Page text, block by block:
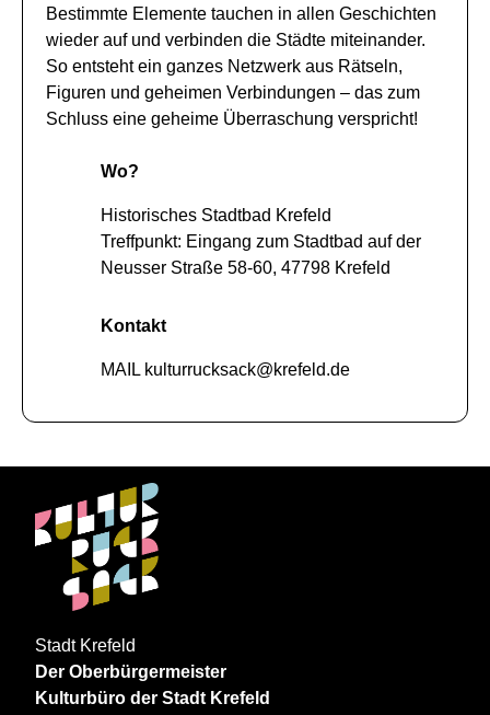
Bestimmte Elemente tauchen in allen Geschichten
wieder auf und verbinden die Städte miteinander.
So entsteht ein ganzes Netzwerk aus Rätseln,
Figuren und geheimen Verbindungen – das zum
Schluss eine geheime Überraschung verspricht!
Wo?
Historisches Stadtbad Krefeld
Treffpunkt: Eingang zum Stadtbad auf der
Neusser Straße 58-60, 47798 Krefeld
Kontakt
MAIL kulturrucksack@krefeld.de
Stadt Krefeld
Der Oberbürgermeister
Kulturbüro der Stadt Krefeld